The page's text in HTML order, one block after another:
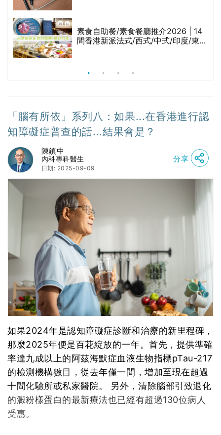
素食自助餐/素食餐廳推介2026 | 14
間香港新派法式/西式/中式/印度/東南
「腦有所依」系列八：如果...在香港進行認
知障礙症普查的話...結果會是？
陳鎮中
內科專科醫生
日期: 2025-09-09
分享
如果2024年是認知障礙症診斷和治療的新里程碑，
那麼2025年便是百花綻放的一年。首先，提供準確
率達九成以上的阿茲海默症血液生物指標pTau-217
的檢測機構數目，從去年僅一間，增加至現在超過
十間化驗所或私家醫院。 另外，清除腦部引致退化
的澱粉樣蛋白的最新療法也已經有超過130位病人
受惠。